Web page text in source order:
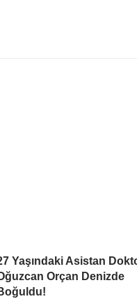
Yaşındaki Asistan
Orçan Denizde